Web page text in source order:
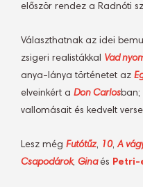
először rendez a Radnóti
Választhatnak az idei
zsigeri realistákkal Vad
anya-lánya történetet az
elveinkért a Don Carlosban;
vallomásait és kedvelt
Lesz még Futótűz, 10,A
Csapodárok, Gina és Petri-